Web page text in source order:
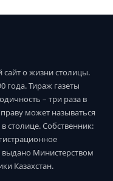
о жизни столицы.
года. Тираж газеты
– три раза в
может называться
столице. Собственник:
выдано Министерством
Казахстан.